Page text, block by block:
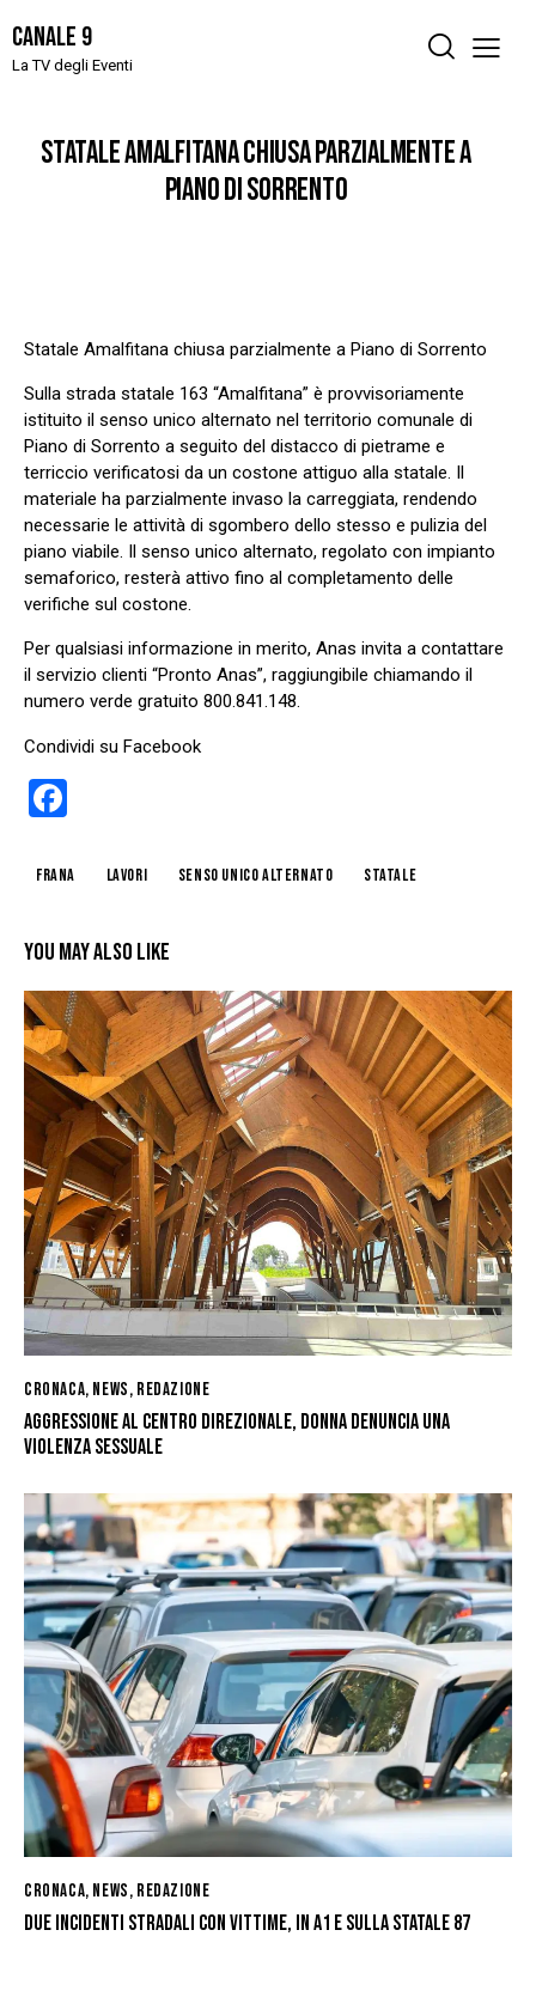
Canale 9
La TV degli Eventi
STATALE AMALFITANA CHIUSA PARZIALMENTE A
PIANO DI SORRENTO
Statale Amalfitana chiusa parzialmente a Piano di Sorrento
Sulla strada statale 163 “Amalfitana” è provvisoriamente
istituito il senso unico alternato nel territorio comunale di
Piano di Sorrento a seguito del distacco di pietrame e
terriccio verificatosi da un costone attiguo alla statale. Il
materiale ha parzialmente invaso la carreggiata, rendendo
necessarie le attività di sgombero dello stesso e pulizia del
piano viabile. Il senso unico alternato, regolato con impianto
semaforico, resterà attivo fino al completamento delle
verifiche sul costone.
Per qualsiasi informazione in merito, Anas invita a contattare
il servizio clienti “Pronto Anas”, raggiungibile chiamando il
numero verde gratuito 800.841.148.
Condividi su Facebook
ce
o
o
k
frana lavori senso unico alternato statale
YOU MAY ALSO LIKE
CRONACA, NEWS, REDAZIONE
AGGRESSIONE AL CENTRO DIREZIONALE, DONNA DENUNCIA UNA
VIOLENZA SESSUALE
CRONACA, NEWS, REDAZIONE
DUE INCIDENTI STRADALI CON VITTIME, IN A1 E SULLA STATALE 87